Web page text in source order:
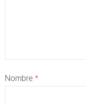
Nombre *